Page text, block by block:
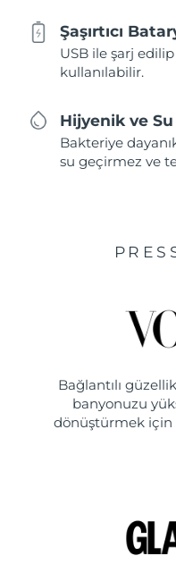
Şaşırtıcı
USB ile şarj
kullanılabilir.
Hijyenik ve
Bakteriye
su geçirmez ve
Bağlantılı
banyonuzu
dönüştürmek için